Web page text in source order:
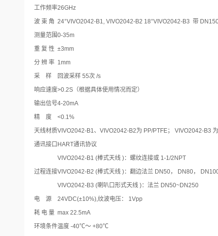
工作频率26GHz
波 束 角 24°VIVO2042-B1, VIVO2042-B2 18°VIVO2042-B3 带
测量范围0-35m
重 复 性 ±3mm
分 辨 率 1mm
采 样
回波采样 55次 /s
响应速度>0.2S（根据具体使用情况而定）
输出信号4-20mA
精 度
<0.1%
天线材质VIVO2042-B1、VIVO2042-B2为 PP/PTFE； VIVO2042-B3
通讯接口 HART通讯协议
过程连接
VIVO2042-B1 (棒式天线 )：螺纹连接或 1-1/2NPT
VIVO2042-B2 (棒式天线 )：翻边法兰 DN50， DN80，
VIVO2042-B3 (喇叭口形式天线 )：法兰 DN50~DN250
电 源
24VDC(±10%),纹波电压： 1Vpp
耗 电 量 max 22.5mA
环境条件温度 -40℃～ +80℃